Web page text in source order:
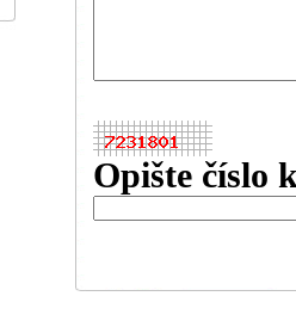
Opište číslo